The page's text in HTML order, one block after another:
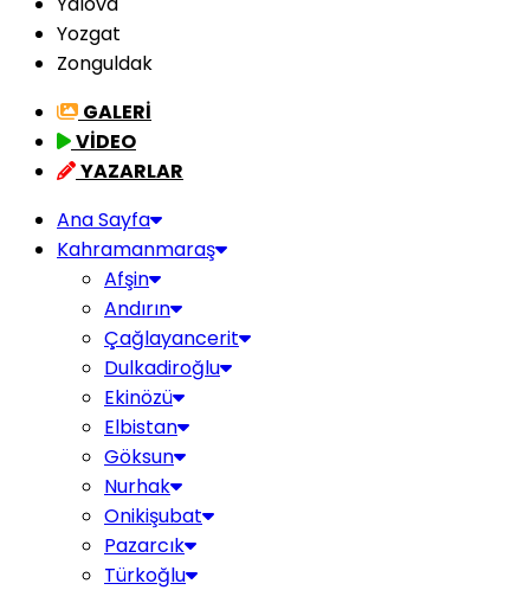
Yozgat
Zonguldak
GALERİ
VİDEO
YAZARLAR
Ana Sayfa
Kahramanmaraş
Afşin
Andırın
Çağlayancerit
Dulkadiroğlu
Ekinözü
Elbistan
Göksun
Nurhak
Onikişubat
Pazarcık
Türkoğlu